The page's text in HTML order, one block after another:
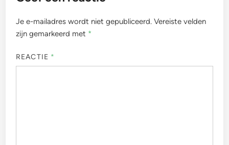
Je e-mailadres wordt niet gepubliceerd. Vereiste velden
zijn gemarkeerd met *
REACTIE *